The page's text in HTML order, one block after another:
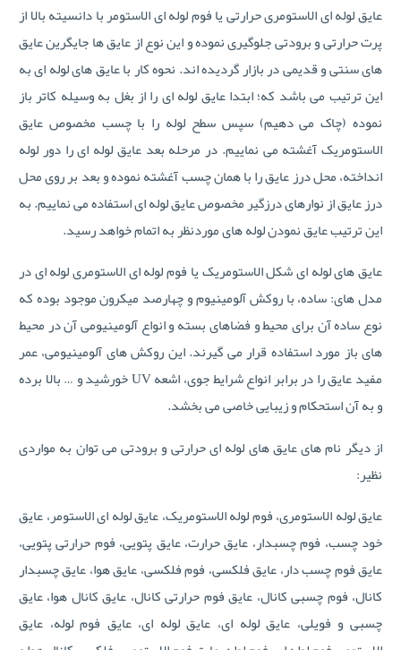
عایق لوله ای الاستومری حرارتی یا فوم لوله ای الاستومر با دانسیته بالا از
پرت حرارتی و برودتی جلوگیری نموده و این نوع از عایق ها جایگرین عایق
های سنتی و قدیمی در بازار گردیده اند. نحوه کار با عایق های لوله ای به
این ترتیب می باشد که؛ ابتدا عایق لوله ای را از بغل به وسیله کاتر باز
نموده (چاک می دهیم) سپس سطح لوله را با چسب مخصوص عایق
الاستومریک آغشته می نماییم. در مرحله بعد عایق لوله ای را دور لوله
انداخته، محل درز عایق را با همان چسب آغشته نموده و بعد بر روی محل
درز عایق از نوارهای درزگیر مخصوص عایق لوله ای استفاده می نماییم. به
این ترتیب عایق نمودن لوله های موردنظر به اتمام خواهد رسید.
عایق های لوله ای شکل الاستومریک یا فوم لوله ای الاستومری لوله ای در
مدل های: ساده، با روکش آلومینیوم و چهارصد میکرون موجود بوده که
نوع ساده آن برای محیط و فضاهای بسته و انواع آلومینیومی آن در محیط
های باز مورد استفاده قرار می گیرند. این روکش های آلومینیومی، عمر
مفید عایق را در برابر انواع شرایط جوی، اشعه UV خورشید و … بالا برده
و به آن استحکام و زیبایی خاصی می بخشد.
از دیگر نام های عایق های لوله ای حرارتی و برودتی می توان به مواردی
نظیر:
عایق لوله الاستومری، فوم لوله الاستومریک، عایق لوله ای الاستومر، عایق
خود چسب، فوم چسبدار، عایق حرارت، عایق پتویی، فوم حرارتی پتویی،
عایق فوم چسب دار، عایق فلکسی، فوم فلکسی، عایق هوا، عایق چسبدار
کانال، فوم چسبی کانال، عایق فوم حرارتی کانال، عایق کانال هوا، عایق
چسبی و فویلی، عایق لوله ای، عایق لوله ای، عایق فوم لوله، عایق